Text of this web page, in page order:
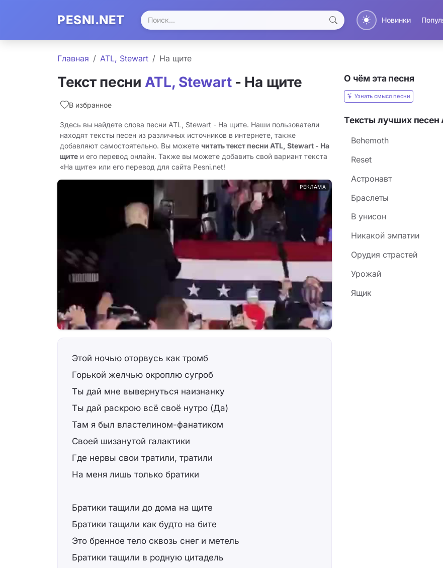
PESNI.NET Новинки
Главная ATL, Stewart На щите
Текст песни ATL, Stewart- На щите
В избранное
Здесь вы найдете слова песни ATL, Stewart - На щите. Наши пользователи
находят тексты песен из различных источников в интернете, также
добавляют самостоятельно. Вы можете читать текст песни ATL, Stewart - На
щите и его перевод онлайн. Также вы можете добавить свой вариант текста
«На щите» или его перевод для сайта Pesni.net!
РЕКЛАМА
Этой ночью оторвусь как тромб
Горькой желчью окроплю сугроб
Ты дай мне вывернуться наизнанку
Ты дай раскрою всё своё нутро (Да)
Там я был властелином-фанатиком
Своей шизанутой галактики
Где нервы свои тратили, тратили
На меня лишь только братики
Братики тащили до дома на щите
Братики тащили как будто на бите
Это бренное тело сквозь снег и метель
Братики тащили в родную цитадель
О чём эта песня
Узнать смысл песни
Тексты лучших песен
Behemoth
Reset
Астронавт
Браслеты
В унисон
Никакой эмпатии
Орудия страстей
Урожай
Ящик